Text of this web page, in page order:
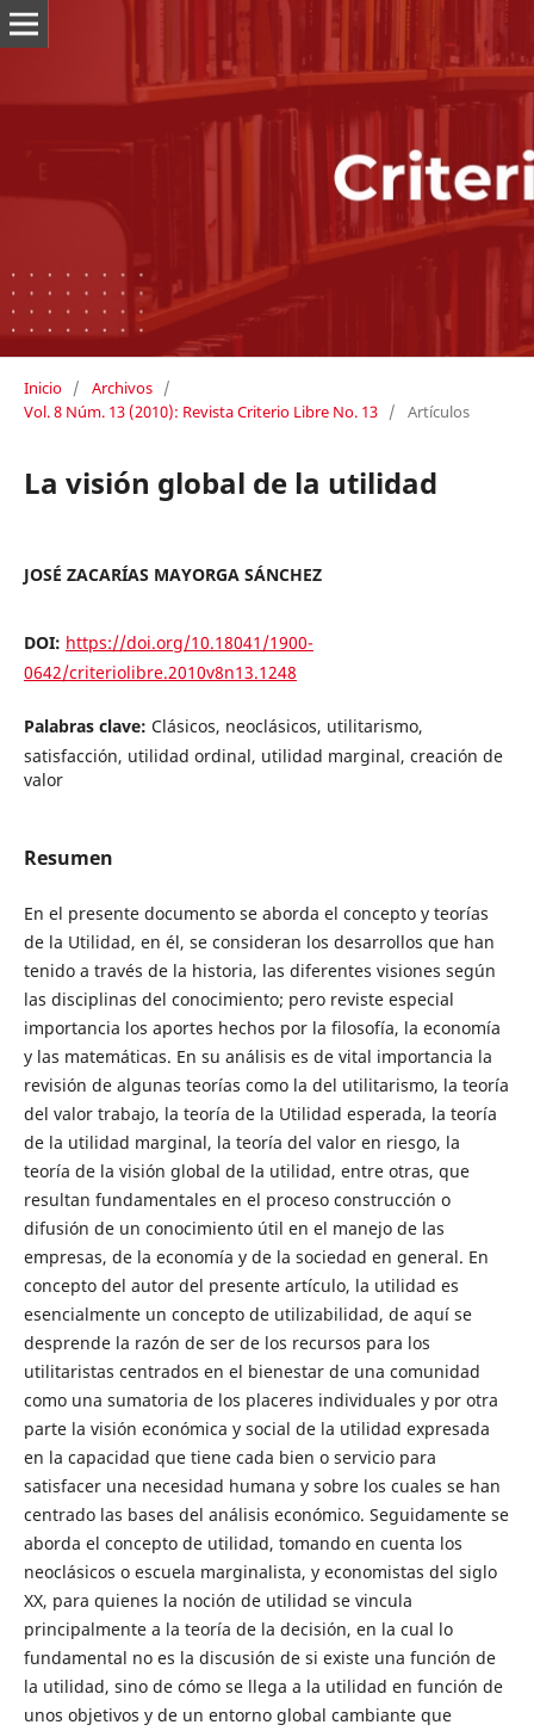
Inicio / Archivos /
Vol. 8 Núm. 13 (2010): Revista Criterio Libre No. 13 / Artículos
La visión global de la utilidad
JOSÉ ZACARÍAS MAYORGA SÁNCHEZ
DOI: https://doi.org/10.18041/1900-
0642/criteriolibre.2010v8n13.1248
Palabras clave: Clásicos, neoclásicos, utilitarismo,
satisfacción, utilidad ordinal, utilidad marginal, creación de
valor
Resumen
En el presente documento se aborda el concepto y teorías
de la Utilidad, en él, se consideran los desarrollos que han
tenido a través de la historia, las diferentes visiones según
las disciplinas del conocimiento; pero reviste especial
importancia los aportes hechos por la filosofía, la economía
y las matemáticas. En su análisis es de vital importancia la
revisión de algunas teorías como la del utilitarismo, la teoría
del valor trabajo, la teoría de la Utilidad esperada, la teoría
de la utilidad marginal, la teoría del valor en riesgo, la
teoría de la visión global de la utilidad, entre otras, que
resultan fundamentales en el proceso construcción o
difusión de un conocimiento útil en el manejo de las
empresas, de la economía y de la sociedad en general. En
concepto del autor del presente artículo, la utilidad es
esencialmente un concepto de utilizabilidad, de aquí se
desprende la razón de ser de los recursos para los
utilitaristas centrados en el bienestar de una comunidad
como una sumatoria de los placeres individuales y por otra
parte la visión económica y social de la utilidad expresada
en la capacidad que tiene cada bien o servicio para
satisfacer una necesidad humana y sobre los cuales se han
centrado las bases del análisis económico. Seguidamente se
aborda el concepto de utilidad, tomando en cuenta los
neoclásicos o escuela marginalista, y economistas del siglo
XX, para quienes la noción de utilidad se vincula
principalmente a la teoría de la decisión, en la cual lo
fundamental no es la discusión de si existe una función de
la utilidad, sino de cómo se llega a la utilidad en función de
unos objetivos y de un entorno global cambiante que